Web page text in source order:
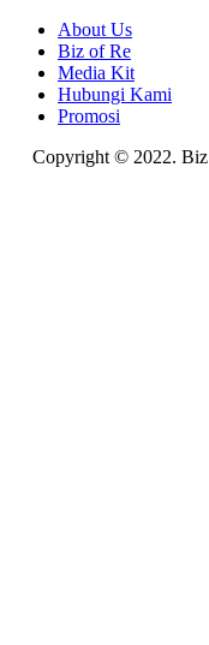
About Us
Biz of Re
Media Kit
Hubungi Kami
Promosi
Copyright © 2022.